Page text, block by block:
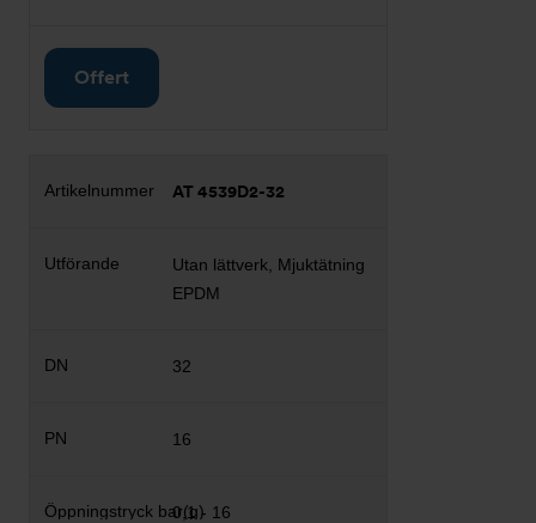
Offert
AT 4539D2-32
Utan lättverk, Mjuktätning
EPDM
32
16
0,1 - 16